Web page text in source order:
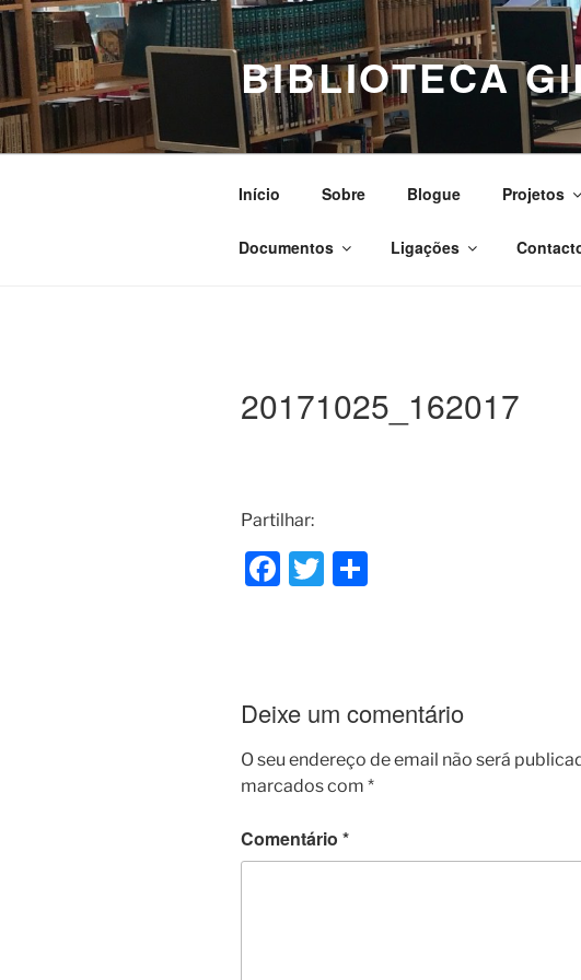
Saltar
para
conteúdo
BIBLIOTECA
Início Sobre Blogue Projetos
Documentos Ligações
20171025_162017
Partilhar:
F
b
o
T
Deixe um comentário
O seu endereço de email não será
marcados com *
Comentário *